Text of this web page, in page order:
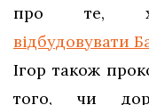
про те,
відбудовувати
Ігор також
того, чи